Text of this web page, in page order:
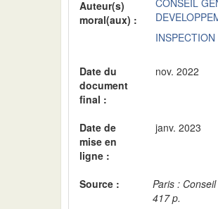
Auteur(s)
moral(aux) :
CONSEIL
Date du
document
final :
nov. 2022
Date de
mise en
ligne :
janv. 2023
Source :
Paris :
417 p.